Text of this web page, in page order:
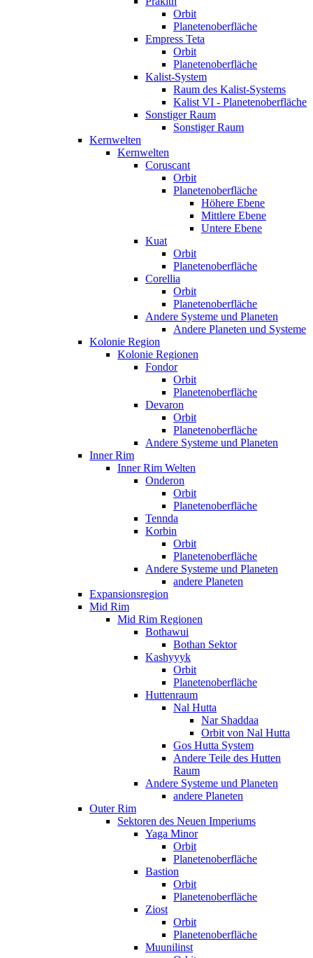
Orbit
Planetenoberfläche
Empress Teta
Orbit
Planetenoberfläche
Kalist-System
Raum des Kalist-Systems
Kalist VI - Planetenoberfläche
Sonstiger Raum
Sonstiger Raum
Kernwelten
Kernwelten
Coruscant
Orbit
Planetenoberfläche
Höhere Ebene
Mittlere Ebene
Untere Ebene
Kuat
Orbit
Planetenoberfläche
Corellia
Orbit
Planetenoberfläche
Andere Systeme und Planeten
Andere Planeten und Systeme
Kolonie Region
Kolonie Regionen
Fondor
Orbit
Planetenoberfläche
Devaron
Orbit
Planetenoberfläche
Andere Systeme und Planeten
Inner Rim
Inner Rim Welten
Onderon
Orbit
Planetenoberfläche
Tennda
Korbin
Orbit
Planetenoberfläche
Andere Systeme und Planeten
andere Planeten
Expansionsregion
Mid Rim
Mid Rim Regionen
Bothawui
Bothan Sektor
Kashyyyk
Orbit
Planetenoberfläche
Huttenraum
Nal Hutta
Nar Shaddaa
Orbit von Nal Hutta
Gos Hutta System
Andere Teile des Hutten
Raum
Andere Systeme und Planeten
andere Planeten
Outer Rim
Sektoren des Neuen Imperiums
Yaga Minor
Orbit
Planetenoberfläche
Bastion
Orbit
Planetenoberfläche
Ziost
Orbit
Planetenoberfläche
Muunilinst